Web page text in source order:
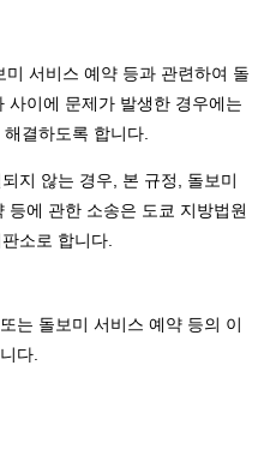
서비스 예약 등과 관련하여 돌
사이에 문제가 발생한 경우에는
결하도록 합니다.
지 않는 경우, 본 규정, 돌보미
에 관한 소송은 도쿄 지방법원
소로 합니다.
는 돌보미 서비스 예약 등의 이
다.